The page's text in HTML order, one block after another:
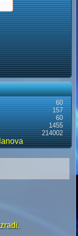
60
157
60
1455
214002